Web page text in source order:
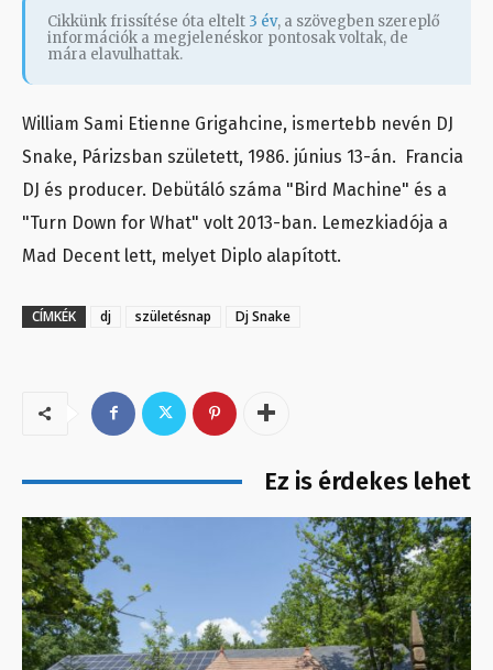
Cikkünk frissítése óta eltelt 3 év, a szövegben szereplő
információk a megjelenéskor pontosak voltak, de
mára elavulhattak.
William Sami Etienne Grigahcine, ismertebb nevén DJ
Snake, Párizsban született, 1986. június 13-án. Francia
DJ és producer. Debütáló száma "Bird Machine" és a
"Turn Down for What" volt 2013-ban. Lemezkiadója a
Mad Decent lett, melyet Diplo alapított.
CÍMKÉK dj születésnap Dj Snake
Ez is érdekes lehet